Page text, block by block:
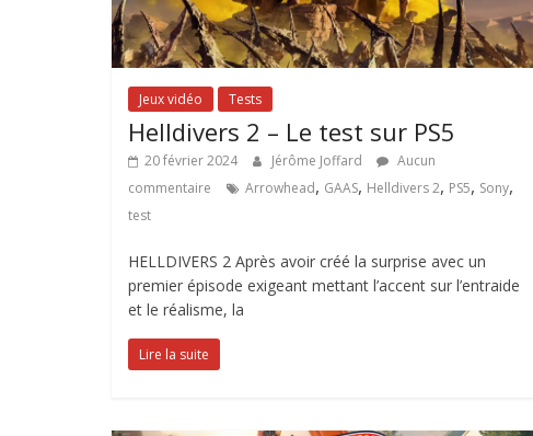
Jeux vidéo Tests
Helldivers 2 – Le test sur PS5
20 février 2024 Jérôme Joffard
Aucun
commentaire
Arrowhead, GAAS, Helldivers 2, PS5, Sony,
test
HELLDIVERS 2 Après avoir créé la surprise avec un
premier épisode exigeant mettant l’accent sur l’entraide
et le réalisme, la
Lire la suite